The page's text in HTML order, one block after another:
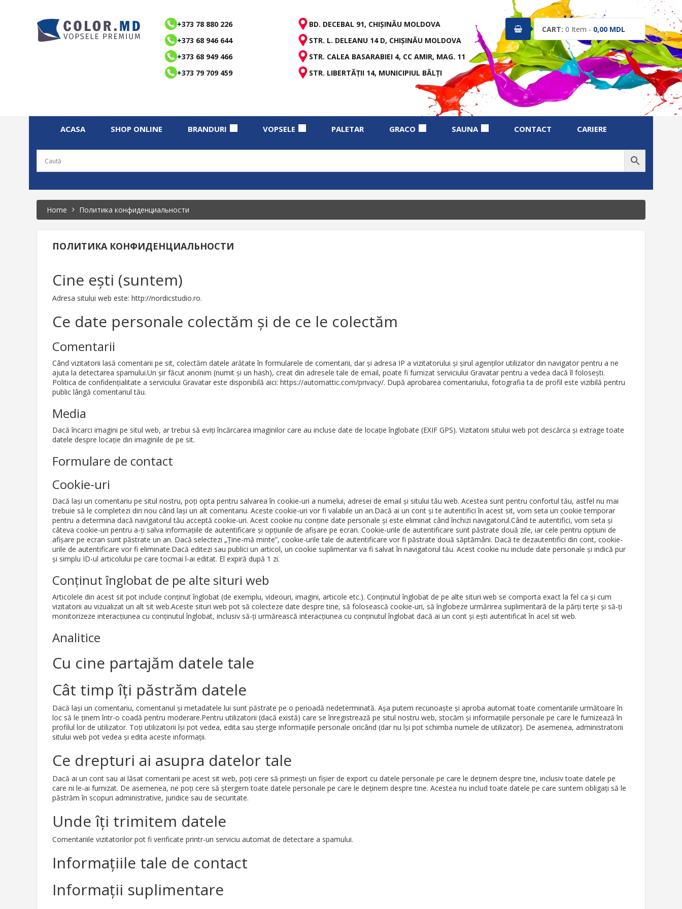
+373 78 880 226
BD. DECEBAL 91, CHIȘINĂU MOLDOVA
+373 68 946 644
STR. L. DELEANU 14 D, CHIȘINĂU MOLDOVA
+373 68 949 466
STR. CALEA BASARABIEI 4, CC AMIR, MAG. 11
+373 79 709 459
STR. LIBERTĂȚII 14, MUNICIPIUL BĂLȚI
CART: 0 Item - 0,00 MDL
ACASA SHOP ONLINE BRANDURI VOPSELE PALETAR GRACO SAUNA CONTACT CARIERE
Home Политика конфиденциальности
ПОЛИТИКА КОНФИДЕНЦИАЛЬНОСТИ
Cine ești (suntem)
Adresa sitului web este: http://nordicstudio.ro.
Ce date personale colectăm și de ce le colectăm
Comentarii
Când vizitatorii lasă comentarii pe sit, colectăm datele arătate în formularele de comentarii, dar și adresa IP a vizitatorului și șirul agenților utilizator din navigator pentru a ne
ajuta la detectarea spamului.Un șir făcut anonim (numit și un hash), creat din adresele tale de email, poate fi furnizat serviciului Gravatar pentru a vedea dacă îl folosești.
Politica de confidențialitate a serviciului Gravatar este disponibilă aici: https://automattic.com/privacy/. După aprobarea comentariului, fotografia ta de profil este vizibilă pentru
public lângă comentariul tău.
Media
Dacă încarci imagini pe situl web, ar trebui să eviți încărcarea imaginilor care au incluse date de locație înglobate (EXIF GPS). Vizitatorii sitului web pot descărca și extrage toate
datele despre locație din imaginile de pe sit.
Formulare de contact
Cookie-uri
Dacă lași un comentariu pe situl nostru, poți opta pentru salvarea în cookie-uri a numelui, adresei de email și sitului tău web. Acestea sunt pentru confortul tău, astfel nu mai
trebuie să le completezi din nou când lași un alt comentariu. Aceste cookie-uri vor fi valabile un an.Dacă ai un cont și te autentifici în acest sit, vom seta un cookie temporar
pentru a determina dacă navigatorul tău acceptă cookie-uri. Acest cookie nu conține date personale și este eliminat când închizi navigatorul.Când te autentifici, vom seta și
câteva cookie-uri pentru a-ți salva informațiile de autentificare și opțiunile de afișare pe ecran. Cookie-urile de autentificare sunt păstrate două zile, iar cele pentru opțiuni de
afișare pe ecran sunt păstrate un an. Dacă selectezi „Ține-mă minte”, cookie-urile tale de autentificare vor fi păstrate două săptămâni. Dacă te dezautentifici din cont, cookie-
urile de autentificare vor fi eliminate.Dacă editezi sau publici un articol, un cookie suplimentar va fi salvat în navigatorul tău. Acest cookie nu include date personale și indică pur
și simplu ID-ul articolului pe care tocmai l-ai editat. El expiră după 1 zi.
Conținut înglobat de pe alte situri web
Articolele din acest sit pot include conținut înglobat (de exemplu, videouri, imagini, articole etc.). Conținutul înglobat de pe alte situri web se comporta exact la fel ca și cum
vizitatorii au vizualizat un alt sit web.Aceste situri web pot să colecteze date despre tine, să folosească cookie-uri, să înglobeze urmărirea suplimentară de la părți terțe și să-ți
monitorizeze interacțiunea cu conținutul înglobat, inclusiv să-ți urmărească interacțiunea cu conținutul înglobat dacă ai un cont și ești autentificat în acel sit web.
Analitice
Cu cine partajăm datele tale
Cât timp îți păstrăm datele
Dacă lași un comentariu, comentariul și metadatele lui sunt păstrate pe o perioadă nedeterminată. Așa putem recunoaște și aproba automat toate comentariile următoare în
loc să le ținem într-o coadă pentru moderare.Pentru utilizatorii (dacă există) care se înregistrează pe situl nostru web, stocăm și informațiile personale pe care le furnizează în
profilul lor de utilizator. Toți utilizatorii își pot vedea, edita sau șterge informațiile personale oricând (dar nu își pot schimba numele de utilizator). De asemenea, administratorii
sitului web pot vedea și edita aceste informații.
Ce drepturi ai asupra datelor tale
Dacă ai un cont sau ai lăsat comentarii pe acest sit web, poți cere să primești un fișier de export cu datele personale pe care le deținem despre tine, inclusiv toate datele pe
care ni le-ai furnizat. De asemenea, ne poți cere să ștergem toate datele personale pe care le deținem despre tine. Acestea nu includ toate datele pe care suntem obligați să le
păstrăm în scopuri administrative, juridice sau de securitate.
Unde îți trimitem datele
Comentariile vizitatorilor pot fi verificate printr-un serviciu automat de detectare a spamului.
Informațiile tale de contact
Informații suplimentare